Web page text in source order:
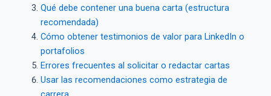
Qué debe contener una buena carta (estructura
recomendada)
Cómo obtener testimonios de valor para LinkedIn o
portafolios
Errores frecuentes al solicitar o redactar cartas
Usar las recomendaciones como estrategia de